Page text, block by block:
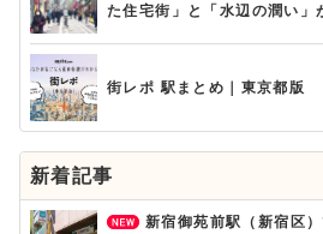
た住宅街」と「水辺の潤い」
街レポ 駅まとめ｜東京都版
新着記事
新宿御苑前駅（新宿区